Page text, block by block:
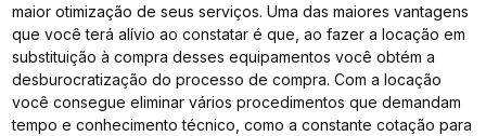
maior otimização de seus serviços. Uma das maiores vantagens
que você terá alívio ao constatar é que, ao fazer a locação em
substituição à compra desses equipamentos você obtém a
desburocratização do processo de compra. Com a locação
você consegue eliminar vários procedimentos que demandam
tempo e conhecimento técnico, como a constante cotação para